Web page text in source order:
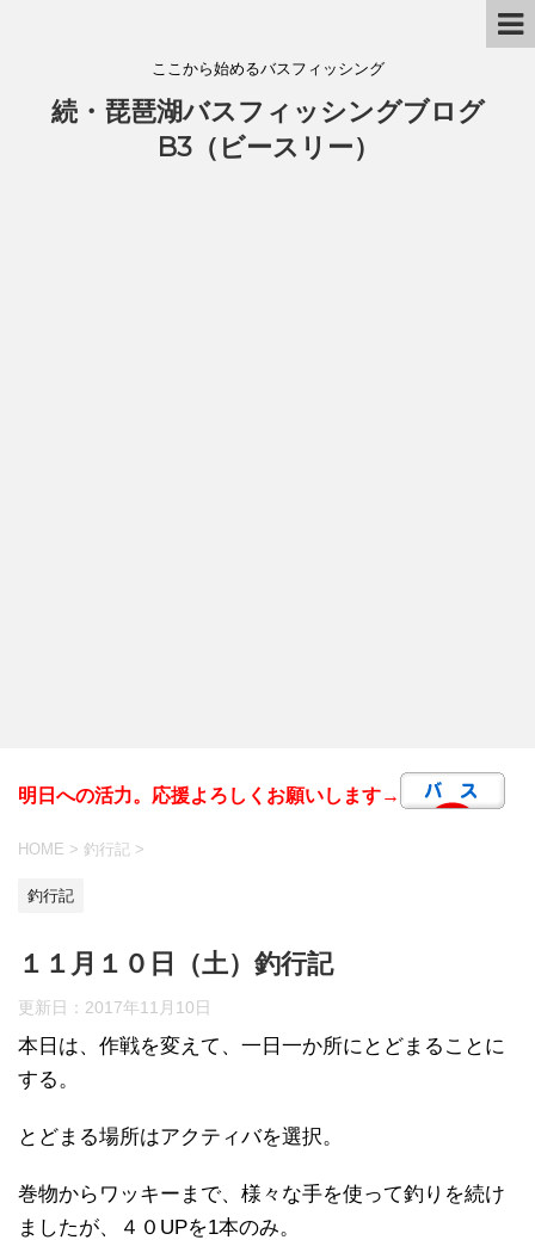
ここから始めるバスフィッシング
続・琵琶湖バスフィッシングブログ
B3（ビースリー）
明日への活力。応援よろしくお願いします→
HOME > 釣行記 >
釣行記
１１月１０日（土）釣行記
更新日： 2017年11月10日
本日は、作戦を変えて、一日一か所にとどまることに
する。
とどまる場所はアクティバを選択。
巻物からワッキーまで、様々な手を使って釣りを続け
ましたが、４０UPを1本のみ。